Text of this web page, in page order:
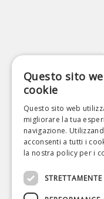
Questo sito
cookie
Questo sito web
migliorare la tua
navigazione.
acconsenti a tutti i
la nostra policy per i